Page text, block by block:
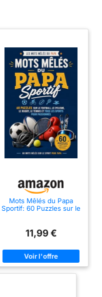
Mots Mêlés du Papa
Sportif: 60 Puzzles sur le
les Sports pour
Passionnés
11,99 €